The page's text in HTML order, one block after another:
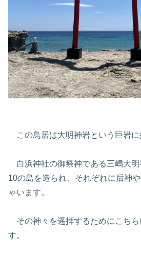
この鳥居は大明神岩という巨岩に
白浜神社の御祭神である三嶋大明
10の島を造られ、それぞれに后神
ゃいます。
その神々を遥拝するためにこち
す。